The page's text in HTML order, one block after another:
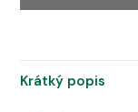
Krátký popis